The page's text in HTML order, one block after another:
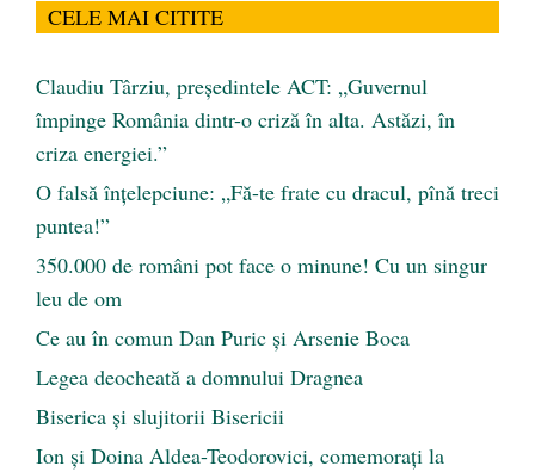
CELE MAI CITITE
Claudiu Târziu, președintele ACT: „Guvernul
împinge România dintr-o criză în alta. Astăzi, în
criza energiei.”
O falsă înțelepciune: „Fă-te frate cu dracul, pînă treci
puntea!”
350.000 de români pot face o minune! Cu un singur
leu de om
Ce au în comun Dan Puric şi Arsenie Boca
Legea deocheată a domnului Dragnea
Biserica și slujitorii Bisericii
Ion și Doina Aldea-Teodorovici, comemorați la